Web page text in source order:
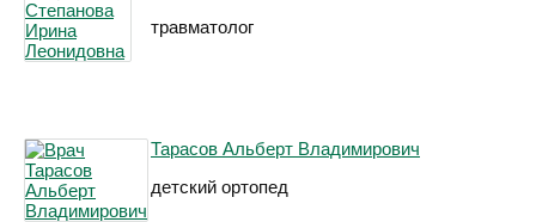
травматолог
Тарасов Альберт Владимирович
детский ортопед